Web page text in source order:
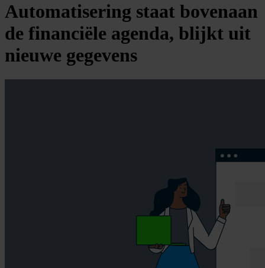
Automatisering staat bovenaan
de financiële agenda, blijkt uit
nieuwe gegevens